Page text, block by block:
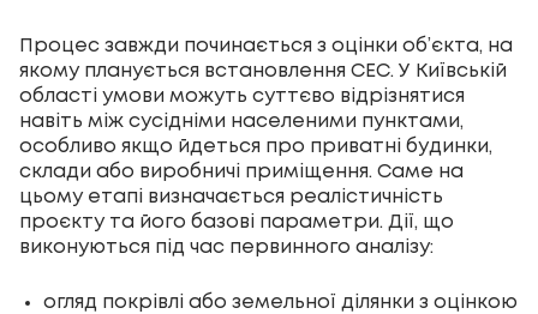
Процес завжди починається з оцінки об’єкта, на
якому планується встановлення СЕС. У Київській
області умови можуть суттєво відрізнятися
навіть між сусідніми населеними пунктами,
особливо якщо йдеться про приватні будинки,
склади або виробничі приміщення. Саме на
цьому етапі визначається реалістичність
проєкту та його базові параметри. Дії, що
виконуються під час первинного аналізу:
огляд покрівлі або земельної ділянки з оцінкою